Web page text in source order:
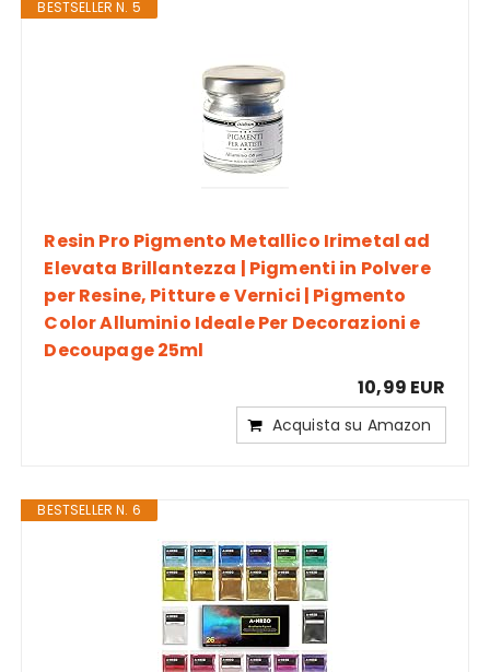
BESTSELLER N. 5
Resin Pro Pigmento Metallico Irimetal ad
Elevata Brillantezza | Pigmenti in Polvere
per Resine, Pitture e Vernici | Pigmento
Color Alluminio Ideale Per Decorazioni e
Decoupage 25ml
10,99 EUR
Acquista su Amazon
BESTSELLER N. 6